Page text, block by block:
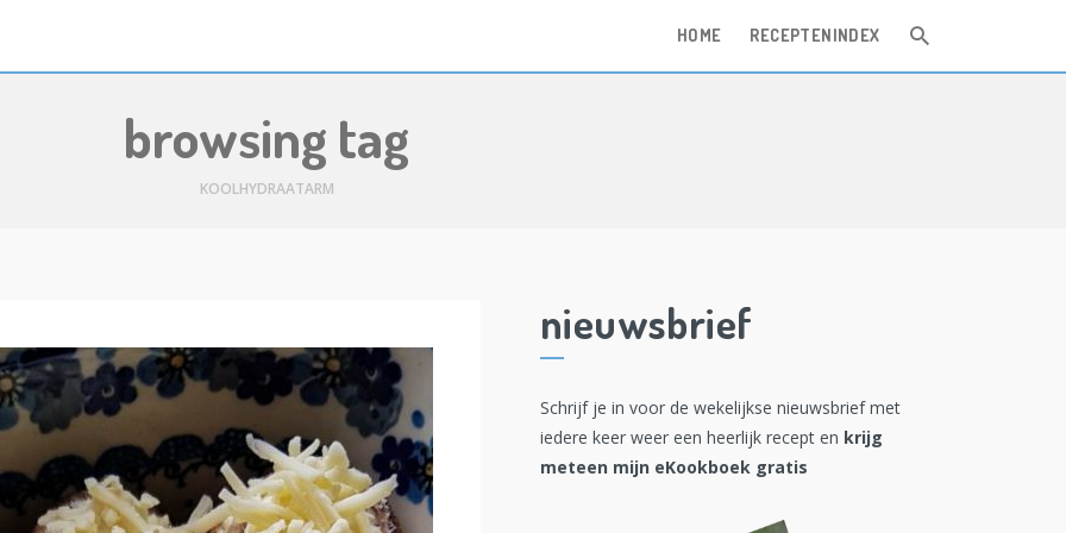
HOME RECEPTENINDEX
browsing tag
KOOLHYDRAATARM
nieuwsbrief
Schrijf je in voor de wekelijkse nieuwsbrief met
iedere keer weer een heerlijk recept en krijg
meteen mijn eKookboek gratis